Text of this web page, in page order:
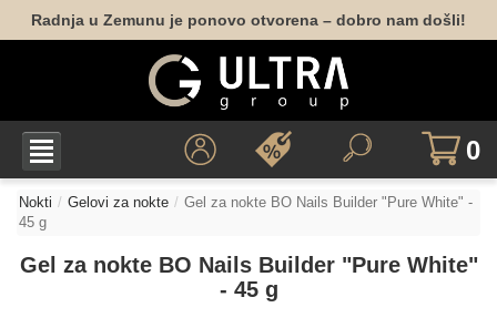
Radnja u Zemunu je ponovo otvorena – dobro nam došli!
0
Nokti Gelovi za nokte
Gel za nokte BO Nails Builder "Pure White" -
45 g
Gel za nokte BO Nails Builder "Pure White"
- 45 g